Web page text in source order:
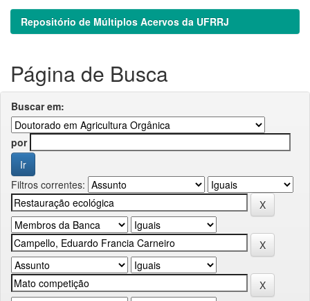
Repositório de Múltiplos Acervos da UFRRJ
Página de Busca
Buscar em:
por
Filtros correntes: